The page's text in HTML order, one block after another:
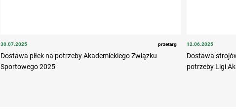
30.07.2025 przetarg
Dostawa piłek na potrzeby Akademickiego Związku
Sportowego 2025
12.06.2025
Dostawa
potrzeby Ligi